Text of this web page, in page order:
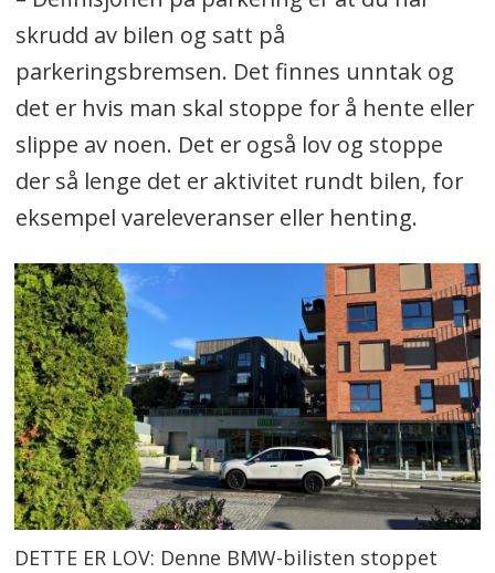
skrudd av bilen og satt på
parkeringsbremsen. Det finnes unntak og
det er hvis man skal stoppe for å hente eller
slippe av noen. Det er også lov og stoppe
der så lenge det er aktivitet rundt bilen, for
eksempel vareleveranser eller henting.
DETTE ER LOV: Denne BMW-bilisten stoppet